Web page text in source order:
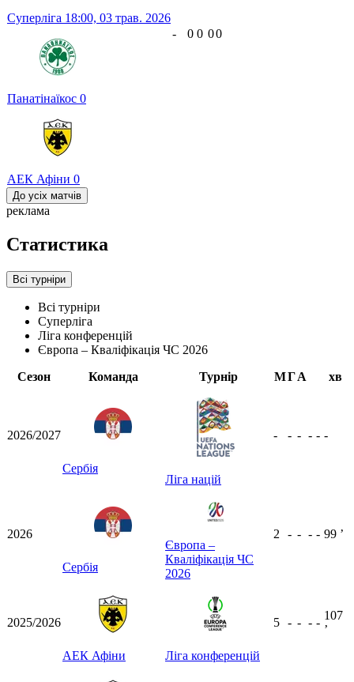
Суперліга 18:00, 03 трав. 2026
Панатінаїкос 0
АЕК Афіни 0
- 0 0 00
До усіх матчів
реклама
Статистика
Всі турніри
Всі турніри
Суперліга
Ліга конференцій
Європа – Кваліфікація ЧС 2026
Сезон
Команда Турнір МГА хв
2026/2027
Сербія
Ліга націй
- - - - - -
2026
Сербія
Європа –
Кваліфікація ЧС
2026
2 - - - - 99 ʼ
2025/2026
АЕК Афіни Ліга конференцій
5 - - - -
107
ʼ